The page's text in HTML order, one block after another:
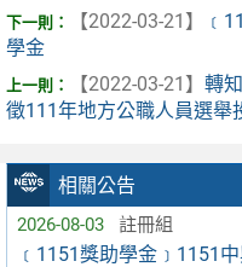
相關公告
2026-08-03 註冊組
﹝1151獎助學金﹞1151
【2022-03-21】
學金
【2022-03-21】 轉
徵111年地方公職人員選舉